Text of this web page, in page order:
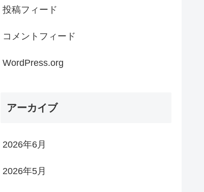
投稿フィード
コメントフィード
WordPress.org
アーカイブ
2026年6月
2026年5月